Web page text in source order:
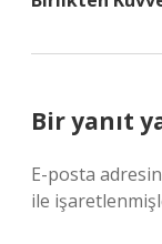
Bir yanıt
E-posta
ile